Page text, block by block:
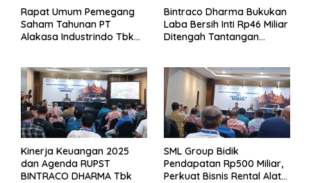
Rapat Umum Pemegang
Saham Tahunan PT
Alakasa Industrindo Tbk
Bintraco Dharma Bukukan
Laba Bersih Inti Rp46 Miliar
Ditengah Tantangan
Kinerja Keuangan 2025
dan Agenda RUPST
BINTRACO DHARMA Tbk
SML Group Bidik
Pendapatan Rp500 Miliar,
Perkuat Bisnis Rental Alat